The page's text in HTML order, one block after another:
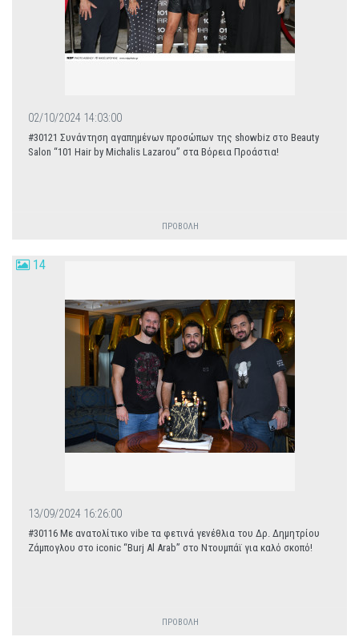
02/10/2024 14:03:00
#30121 Συνάντηση αγαπημένων προσώπων της showbiz στο Beauty
Salon “101 Hair by Michalis Lazarou” στα Βόρεια Προάστια!
ΠΡΟΒΟΛΗ
14
13/09/2024 16:26:00
#30116 Με ανατολίτικο vibe τα φετινά γενέθλια του Δρ. Δημητρίου
Ζάμπογλου στο iconic “Burj Al Arab” στο Ντουμπάϊ για καλό σκοπό!
ΠΡΟΒΟΛΗ